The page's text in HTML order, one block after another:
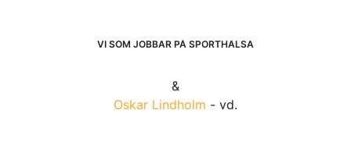
VI SOM JOBBAR PÅ SPORTHÄLSA
&
Oskar Lindholm - vd.